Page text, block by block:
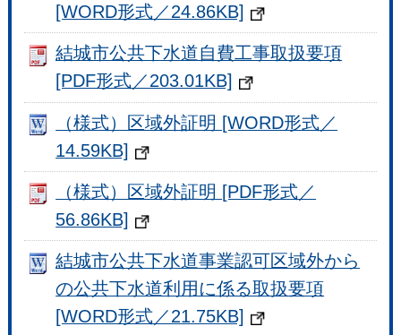
[WORD形式／24.86KB]
結城市公共下水道自費工事取扱要項
[PDF形式／203.01KB]
（様式）区域外証明 [WORD形式／
14.59KB]
（様式）区域外証明 [PDF形式／
56.86KB]
結城市公共下水道事業認可区域外から
の公共下水道利用に係る取扱要項
[WORD形式／21.75KB]